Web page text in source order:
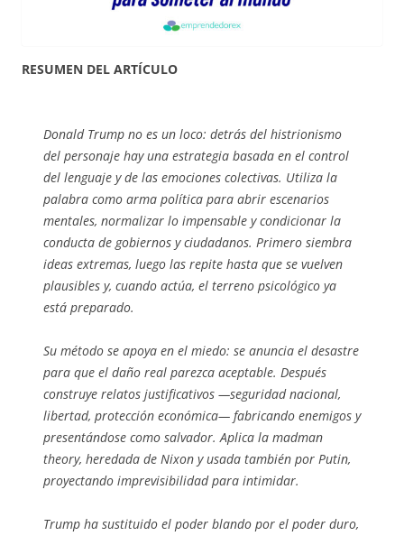
RESUMEN DEL ARTÍCULO
Donald Trump no es un loco: detrás del histrionismo
del personaje hay una estrategia basada en el control
del lenguaje y de las emociones colectivas. Utiliza la
palabra como arma política para abrir escenarios
mentales, normalizar lo impensable y condicionar la
conducta de gobiernos y ciudadanos. Primero siembra
ideas extremas, luego las repite hasta que se vuelven
plausibles y, cuando actúa, el terreno psicológico ya
está preparado.
Su método se apoya en el miedo: se anuncia el desastre
para que el daño real parezca aceptable. Después
construye relatos justificativos —seguridad nacional,
libertad, protección económica— fabricando enemigos y
presentándose como salvador. Aplica la madman
theory, heredada de Nixon y usada también por Putin,
proyectando imprevisibilidad para intimidar.
Trump ha sustituido el poder blando por el poder duro,